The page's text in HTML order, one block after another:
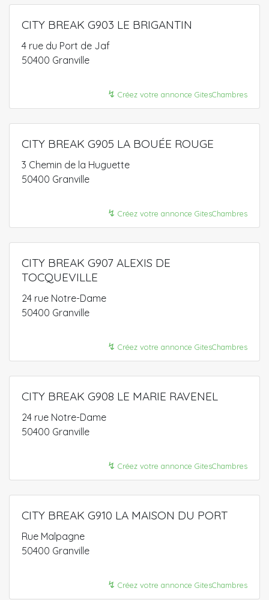
CITY BREAK G903 LE BRIGANTIN
4 rue du Port de Jaf
50400 Granville
↯ Créez votre annonce GitesChambres
CITY BREAK G905 LA BOUÉE ROUGE
3 Chemin de la Huguette
50400 Granville
↯ Créez votre annonce GitesChambres
CITY BREAK G907 ALEXIS DE
TOCQUEVILLE
24 rue Notre-Dame
50400 Granville
↯ Créez votre annonce GitesChambres
CITY BREAK G908 LE MARIE RAVENEL
24 rue Notre-Dame
50400 Granville
↯ Créez votre annonce GitesChambres
CITY BREAK G910 LA MAISON DU PORT
Rue Malpagne
50400 Granville
↯ Créez votre annonce GitesChambres